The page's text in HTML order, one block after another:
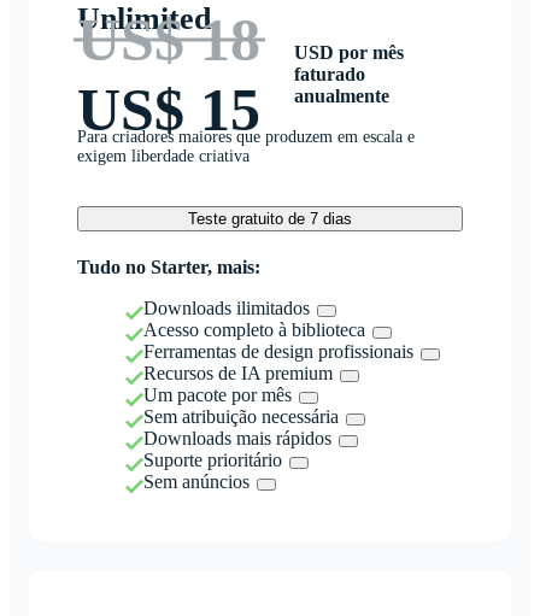
Unlimited
US$ 18
US$ 15
USD por mês
faturado
anualmente
Para criadores maiores que produzem em escala e
exigem liberdade criativa
Teste gratuito de 7 dias
Tudo no Starter, mais:
Downloads ilimitados
Acesso completo à biblioteca
Ferramentas de design profissionais
Recursos de IA premium
Um pacote por mês
Sem atribuição necessária
Downloads mais rápidos
Suporte prioritário
Sem anúncios